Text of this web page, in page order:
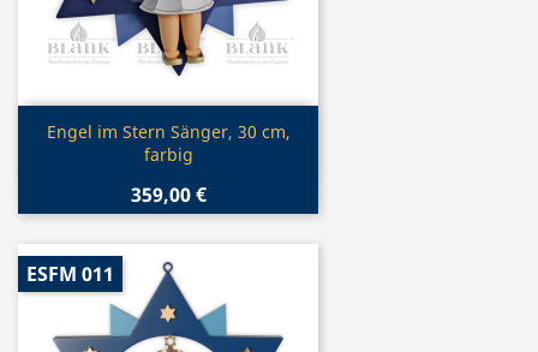
Vorschau
Engel im Stern Sänger, 30 cm,
farbig
359,00 €
ESFM 011